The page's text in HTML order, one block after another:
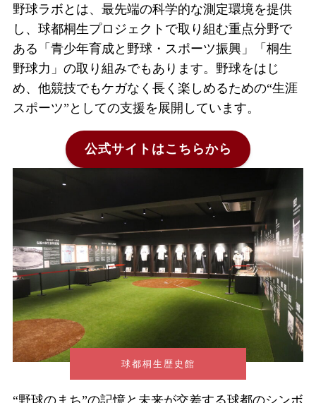
野球ラボとは、最先端の科学的な測定環境を提供
し、球都桐生プロジェクトで取り組む重点分野で
ある「青少年育成と野球・スポーツ振興」「桐生
野球力」の取り組みでもあります。野球をはじ
め、他競技でもケガなく長く楽しめるための“生涯
スポーツ”としての支援を展開しています。
公式サイトはこちらから
球都桐生歴史館
“野球のまち”の記憶と未来が交差する球都のシンボ